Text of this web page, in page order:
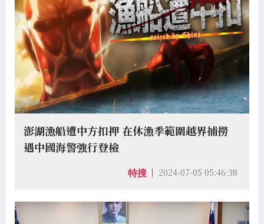
澎湖漁船遭中方扣押 在休漁季範圍越界捕撈
遇中國海警強行登檢
特搜 2024-07-05 05:46:38